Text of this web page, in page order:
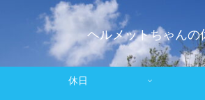
ヘルメットちゃんの
休日